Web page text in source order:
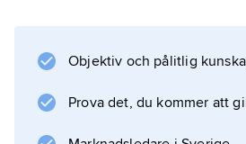
kvartär
geologisk tidsskala
.
Objektiv och pålitlig
Prova det, du kommer att